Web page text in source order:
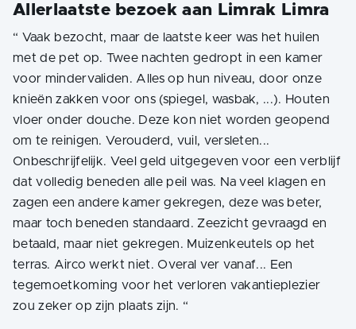
Allerlaatste bezoek aan Limrak Limra
“ Vaak bezocht, maar de laatste keer was het huilen
met de pet op. Twee nachten gedropt in een kamer
voor mindervaliden. Alles op hun niveau, door onze
knieën zakken voor ons (spiegel, wasbak, ...). Houten
vloer onder douche. Deze kon niet worden geopend
om te reinigen. Verouderd, vuil, versleten...
Onbeschrijfelijk. Veel geld uitgegeven voor een verblijf
dat volledig beneden alle peil was. Na veel klagen en
zagen een andere kamer gekregen, deze was beter,
maar toch beneden standaard. Zeezicht gevraagd en
betaald, maar niet gekregen. Muizenkeutels op het
terras. Airco werkt niet. Overal ver vanaf... Een
tegemoetkoming voor het verloren vakantieplezier
zou zeker op zijn plaats zijn. “